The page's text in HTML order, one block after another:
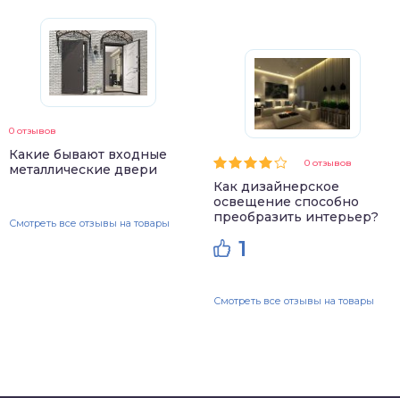
0 отзывов
Какие бывают входные
металлические двери
Смотреть все отзывы на товары
0 отзывов
Как дизайнерское
освещение способно
преобразить интерьер?
1
Смотреть все отзывы на товары